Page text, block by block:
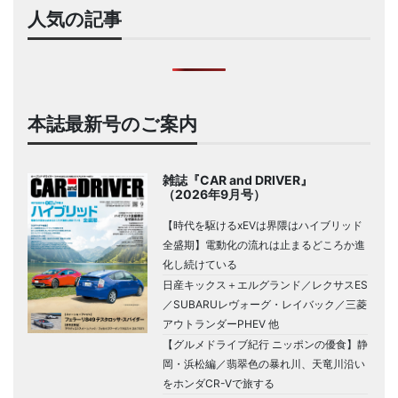
人気の記事
本誌最新号のご案内
雑誌『CAR and DRIVER』
（2026年9月号）
【時代を駆けるxEVは界隈はハイブリッド
全盛期】電動化の流れは止まるどころか進
化し続けている
日産キックス＋エルグランド／レクサスES
／SUBARUレヴォーグ・レイバック／三菱
アウトランダーPHEV 他
【グルメドライブ紀行 ニッポンの優食】静
岡・浜松編／翡翠色の暴れ川、天竜川沿い
をホンダCR-Vで旅する